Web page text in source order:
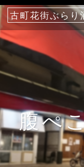
古町花街ぶらり
腹ぺ